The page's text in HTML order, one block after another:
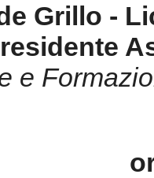
Grillo -
e